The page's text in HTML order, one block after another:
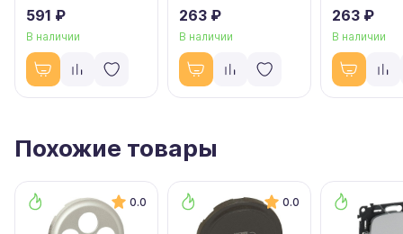
591 ₽
В наличии
263 ₽
В наличии
263 ₽
В наличии
Похожие товары
0.0 0.0